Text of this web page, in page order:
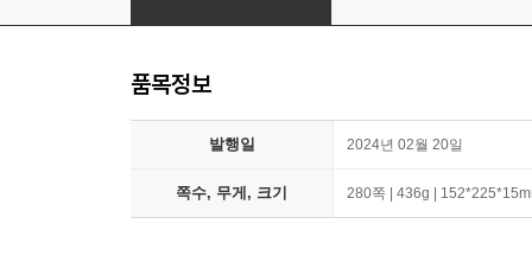
품목정보
발행일 2024년 02월 20일
쪽수, 무게, 크기 280쪽 | 436g |